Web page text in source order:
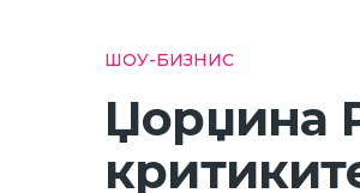
ШОУ-БИЗНИС
Џорџина